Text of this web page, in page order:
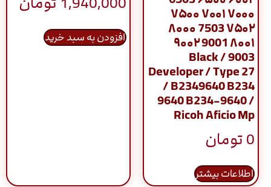
۷۰۰۰ ۷۰۰۱ ۷۵۰۰
۷۵۰۲ 7503 ۸۰۰۰
۸۰۰۱ 9001 ۹۰۰۲
9003 / Black
Developer / Type 27
/ B2349640 B234
9640 B234-9640 /
Ricoh Aficio Mp
0تومان
اطلاعات بیشتر
افزودن به سبد خرید